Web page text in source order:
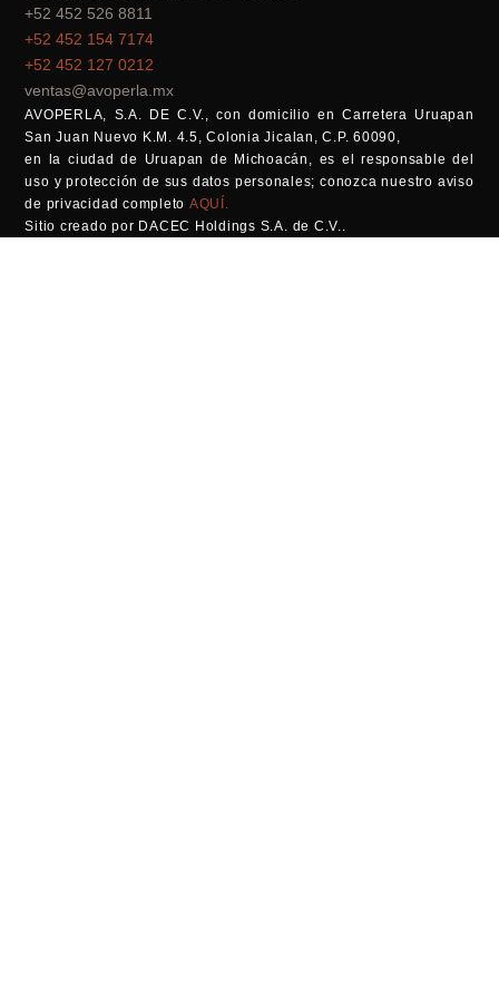
+52 452 526 8811
+52 452 154 7174
+52 452 127 0212
ventas@avoperla.mx
AVOPERLA, S.A. DE C.V., con domicilio en Carretera Uruapan
San Juan Nuevo K.M. 4.5, Colonia Jicalan, C.P. 60090,
en la ciudad de Uruapan de Michoacán, es el responsable del
uso y protección de sus datos personales; conozca nuestro aviso
de privacidad completo AQUÍ.
Sitio creado por DACEC Holdings S.A. de C.V..